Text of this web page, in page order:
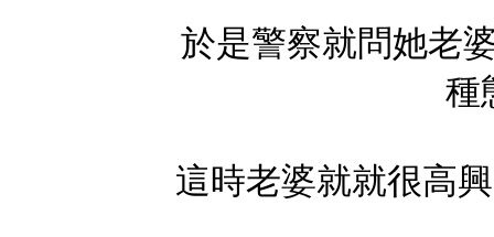
於是警察就問她老
種
這時老婆就就很高